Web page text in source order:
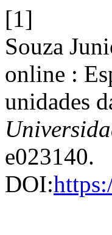
[1]
Souza
online :
unidades
e023140.
DOI: